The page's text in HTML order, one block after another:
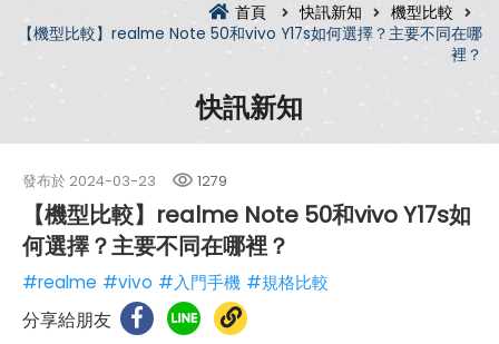
首頁 快訊新知
機型比較
【機型比較】realme Note 50和vivo Y17s如何選擇？主要不同在哪
裡？
快訊新知
發布於 2024-03-23 1279
【機型比較】realme Note 50和vivo Y17s如
何選擇？主要不同在哪裡？
#realme #vivo #入門手機 #規格比較
分享給朋友